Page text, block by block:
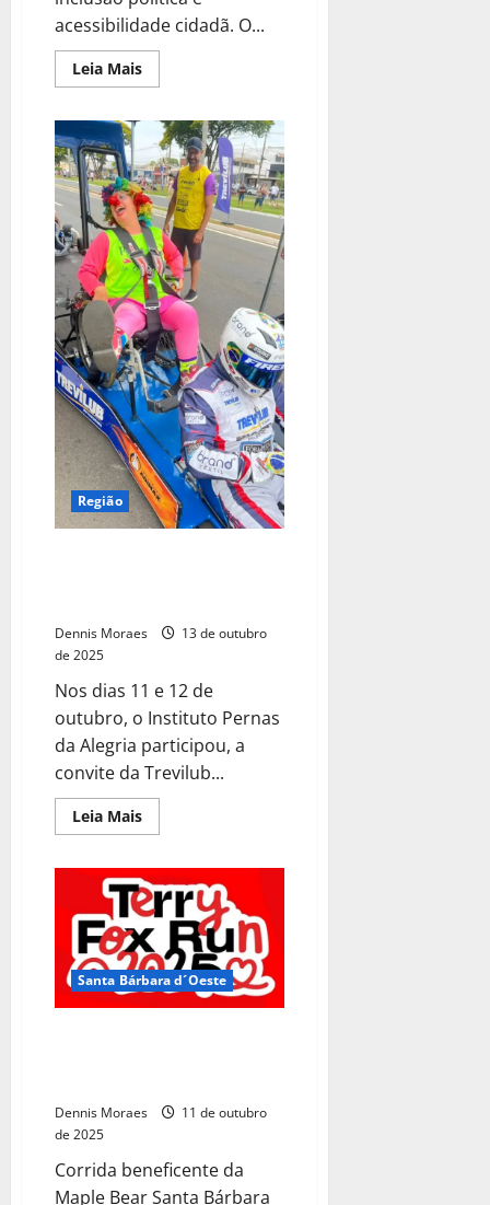
acessibilidade cidadã. O...
Leia Mais
Região
Dennis Moraes
13 de outubro
de 2025
Nos dias 11 e 12 de
outubro, o Instituto Pernas
da Alegria participou, a
convite da Trevilub...
Leia Mais
Santa Bárbara d´Oeste
Dennis Moraes
11 de outubro
de 2025
Corrida beneficente da
Maple Bear Santa Bárbara